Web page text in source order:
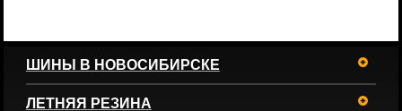
ШИНЫ В НОВОСИБИРСКЕ
ЛЕТНЯЯ РЕЗИНА